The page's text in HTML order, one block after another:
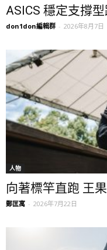
ASICS 穩定支撐型
don1don編輯群 - 2026年8月7日
人物
向著標竿直跑 王
鄭匡寓 - 2026年7月22日